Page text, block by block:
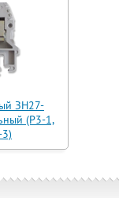
ЗН27-
(Р3-1,